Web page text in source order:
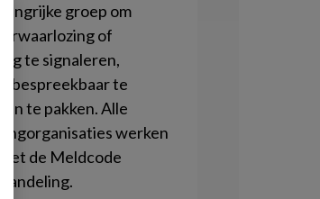
groep om
of
te signaleren,
bespreekbaar te
te pakken. Alle
werken
de Meldcode